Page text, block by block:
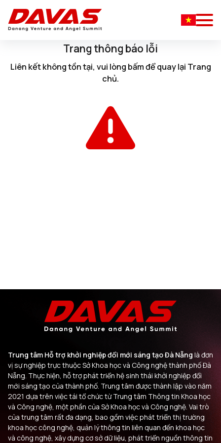
Trang thông báo lỗi
Liên kết không tồn tại, vui lòng bấmđể quay lại Trang
chủ.
Trung tâm Hỗ trợ khởi nghiệp đổi mới sáng tạo Đà Nẵng là đơn
vị sự nghiệp trực thuộc Sở Khoa học và Công nghệ thành phố Đà
Nẵng. Thực hiện, hỗ trợ phát triển hệ sinh thái khởi nghiệp đổi
mới sáng tạo của thành phố. Trung tâm được thành lập vào năm
2021 dựa trên việc tái tổ chức từ Trung tâm Thông tin Khoa học
và Công nghệ, một phần của Sở Khoa học và Công nghệ. Vai trò
của trung tâm rất đa dạng, bao gồm việc phát triển thị trường
khoa học công nghệ, quản lý thông tin liên quan đến khoa học
và công nghệ, xây dựng cơ sở dữ liệu, phát triển nguồn thông tin